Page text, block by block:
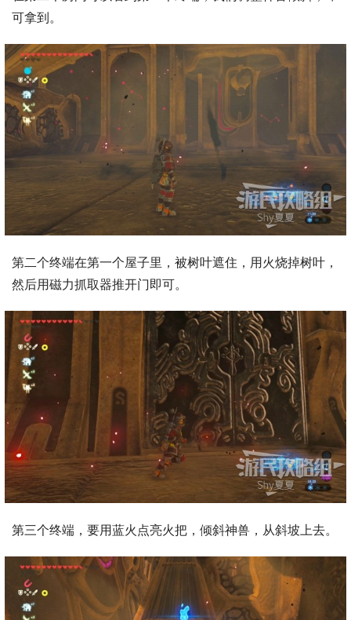
可拿到。
第二个终端在第一个屋子里，被树叶遮住，用火烧掉树叶，
然后用磁力抓取器推开门即可。
第三个终端，要用蓝火点亮火把，倾斜神兽，从斜坡上去。